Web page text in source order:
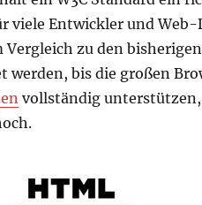
viele Entwickler und
zu den
werden, bis die großen
vollständig unterstützen,